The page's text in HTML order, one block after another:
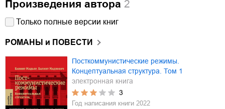
Произведения автора 2
Только полные версии книг
РОМАНЫ и ПОВЕСТИ
Посткоммунистические режимы.
Концептуальная структура. Том 1
электронная книга
3
Год написания книги 2022